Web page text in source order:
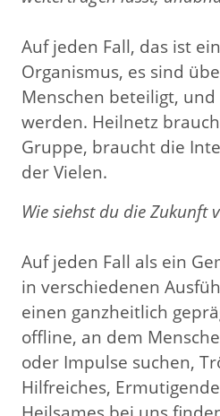
Auf jeden Fall, das ist
Organismus, es sind
Menschen beteiligt,
werden. Heilnetz
Gruppe, braucht die
der Vielen.
Wie siehst du die Zukunft
Auf jeden Fall als ein
in verschiedenen
einen ganzheitlich
offline, an dem
oder Impulse suchen,
Hilfreiches,